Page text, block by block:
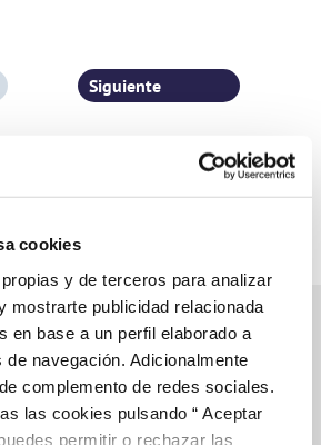
cookies
y de terceros para analizar
mostrarte publicidad relacionada
en base a un perfil elaborado a
de navegación. Adicionalmente
complemento de redes sociales.
las cookies pulsando “ Aceptar
permitir o rechazar las
Página 1 de 77
Siguiente